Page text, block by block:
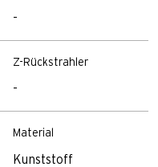
-
Z-Rückstrahler
-
Material
Kunststoff